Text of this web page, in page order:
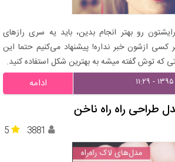
رو بهتر انجام بدین، باید یه سری رازهای
کسی ازشون خبر نداره! پیشنهاد می‌کنیم حتما این
که توش گفته میشه به بهترین شکل استفاده کنید.
ادامه
طراحی راه راه ناخن
5 3881